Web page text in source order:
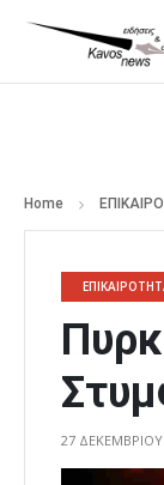
Home
27 ΔΕΚΕΜΒΡΊΟΥ